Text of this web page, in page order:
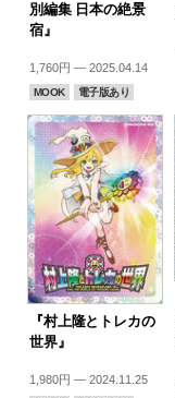
別編集 日本の絶景
宿』
1,760円 — 2025.04.14
MOOK 電子版あり
『村上隆とトレカの
世界』
1,980円 — 2024.11.25